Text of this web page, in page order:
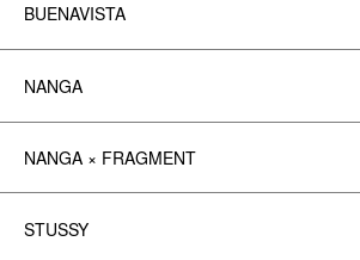
BUENAVISTA
NANGA
NANGA × FRAGMENT
STUSSY